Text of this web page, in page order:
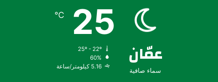
عمّان
سماء صافية
25
℃
60%
5.16 كيلومتر/ساعة